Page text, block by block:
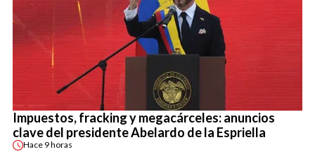
Impuestos, fracking y megacárceles: anuncios
clave del presidente Abelardo de la Espriella
Hace 9 horas